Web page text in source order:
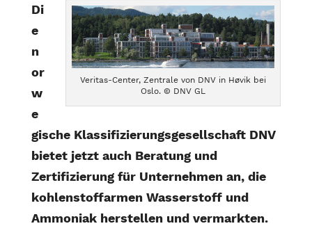
Veritas-Center, Zentrale von DNV in Høvik bei
Oslo. © DNV GL
Di
e
n
or
w
e
gische Klassifizierungsgesellschaft DNV
bietet jetzt auch Beratung und
Zertifizierung für Unternehmen an, die
kohlenstoffarmen Wasserstoff und
Ammoniak herstellen und vermarkten.